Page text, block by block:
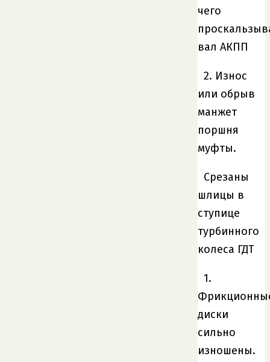
чего
вал АКПП
2. Износ
или обрыв
манжет
поршня
муфты.
Срезаны
шлицы в
ступице
турбинного
колеса ГДТ
1.
диски
сильно
изношены.